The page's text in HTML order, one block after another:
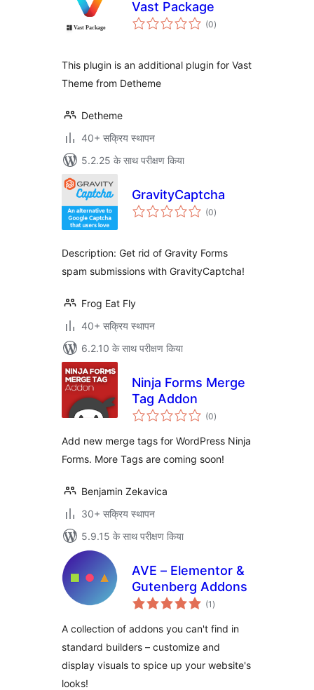
Vast Package
(0कुल
दर)
This plugin is an additional plugin for Vast
Theme from Detheme
Detheme
40+ सक्रिय स्थापन
5.2.25 के साथ परीक्षण किया
GravityCaptcha
(0कुल
दर)
Description: Get rid of Gravity Forms
spam submissions with GravityCaptcha!
Frog Eat Fly
40+ सक्रिय स्थापन
6.2.10 के साथ परीक्षण किया
Ninja Forms Merge
Tag Addon
(0कुल
दर)
Add new merge tags for WordPress Ninja
Forms. More Tags are coming soon!
Benjamin Zekavica
30+ सक्रिय स्थापन
5.9.15 के साथ परीक्षण किया
AVE – Elementor &
Gutenberg Addons
(1 कुल
दर)
A collection of addons you can't find in
standard builders – customize and
display visuals to spice up your website's
looks!